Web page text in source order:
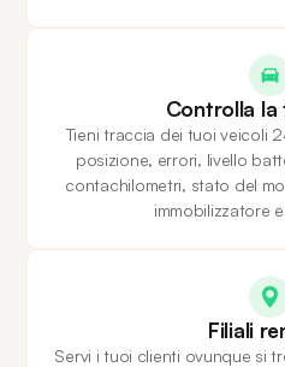
Controlla
Tieni traccia dei tuoi veicoli
posizione, errori, livello
contachilometri, stato del
immobilizzatore
Filiali
Servi i tuoi clienti ovunque si